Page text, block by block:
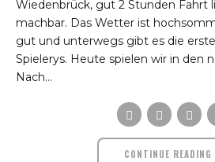
Wiedenbrück, gut 2 Stunden Fahrt
machbar. Das Wetter ist
gut und unterwegs gibt es die
Spielerys. Heute spielen wir in den
Nach...
CONTINUE READING